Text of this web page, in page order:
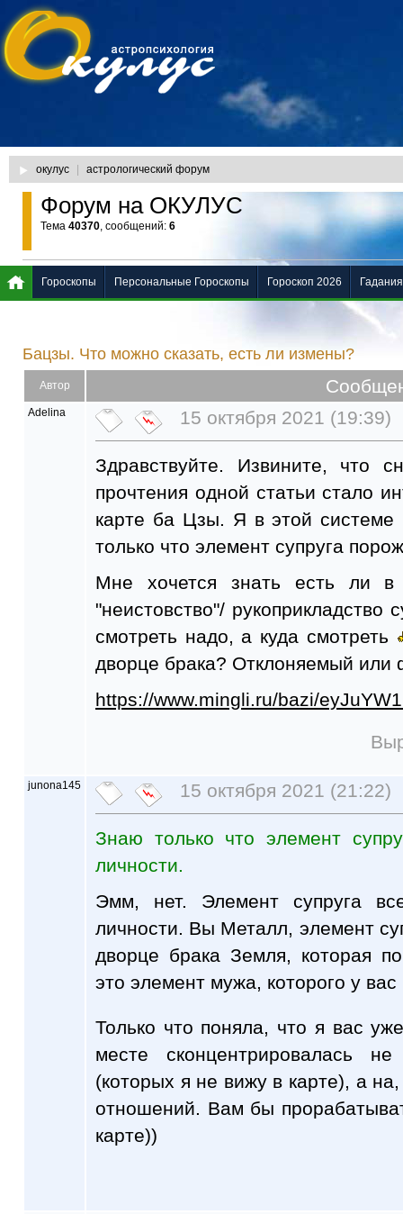
окулус астрологический форум
Форум на ОКУЛУС
Тема 40370, сообщений: 6
Бацзы. Что можно сказать, есть ли измены?
Автор
Adelina 15 октября 2021 (19:39)
Здравствуйте. Извините, что
прочтения одной статьи стало
карте ба Цзы. Я в этой
только что элемент супруга
Мне хочется знать есть ли
"неистовство"/ рукоприкладство
смотреть надо, а куда смотреть
дворце брака? Отклоняемый или
https://www.mingli.ru/bazi/
junona145 15 октября 2021 (21:22)
Знаю только что элемент
личности.
Эмм, нет. Элемент супруга
личности. Вы Металл, элемент
дворце брака Земля, которая
это элемент мужа, которого у вас
Только что поняла, что я вас
месте сконцентрировалась
(которых я не вижу в карте), а
отношений. Вам бы
карте))
Гороскопы Персональные Гороскопы Гороскоп 2026 Гадания